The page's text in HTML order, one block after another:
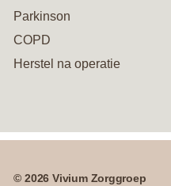
Parkinson
COPD
Herstel na operatie
© 2026 Vivium Zorggroep
Social